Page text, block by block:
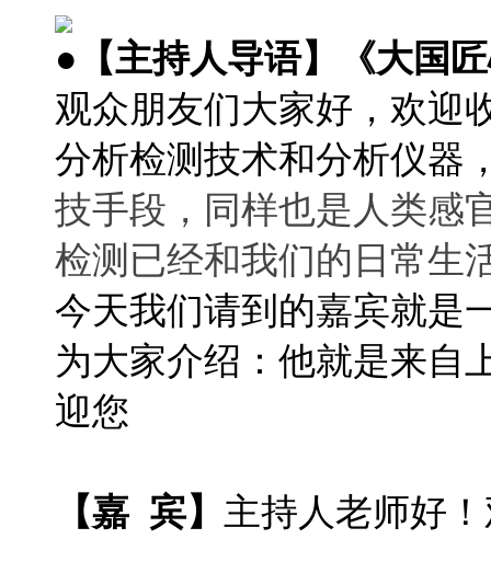
●【主持人导语】《大国
观众朋友们大家好，欢迎
分析检测技术和分析仪器
技手段，同样也是人类感
检测已经和我们的日常生
今天我们请到的嘉宾就是
为大家介绍：他就是来自
迎您
【嘉 宾】 主持人老师好